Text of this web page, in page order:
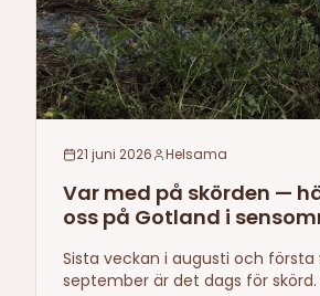
21 juni 2026 Helsama
Var med på skörden —
oss på Gotland i
Sista veckan i augusti och första
september är det dags för